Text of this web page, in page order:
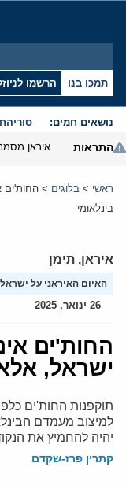
תמכו בנו הרשמו
נושאים חמים: סוריה
התראות
ראשי > בלוגים > החות'ים
בינלאומי
איראן, תימן
האיום האיראני על ישראל
26 ינואר, 2025
החות'ים
ישראל,
תוקפנות החות'ים
למיצוב מעמדם
יהיה להחמיץ את
קתרין פרז-שקדם